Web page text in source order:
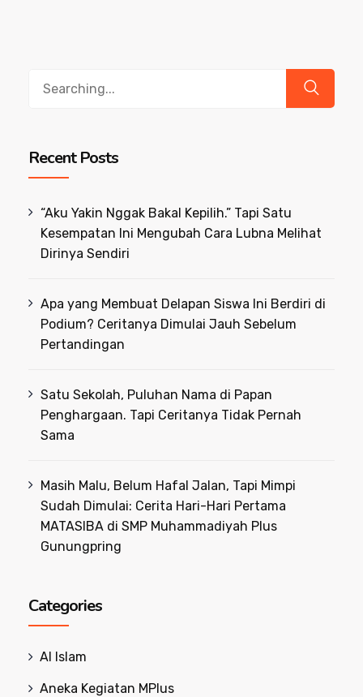
Recent Posts
“Aku Yakin Nggak Bakal Kepilih.” Tapi Satu
Kesempatan Ini Mengubah Cara Lubna Melihat
Dirinya Sendiri
Apa yang Membuat Delapan Siswa Ini Berdiri di
Podium? Ceritanya Dimulai Jauh Sebelum
Pertandingan
Satu Sekolah, Puluhan Nama di Papan
Penghargaan. Tapi Ceritanya Tidak Pernah
Sama
Masih Malu, Belum Hafal Jalan, Tapi Mimpi
Sudah Dimulai: Cerita Hari-Hari Pertama
MATASIBA di SMP Muhammadiyah Plus
Gunungpring
Categories
Al Islam
Aneka Kegiatan MPlus